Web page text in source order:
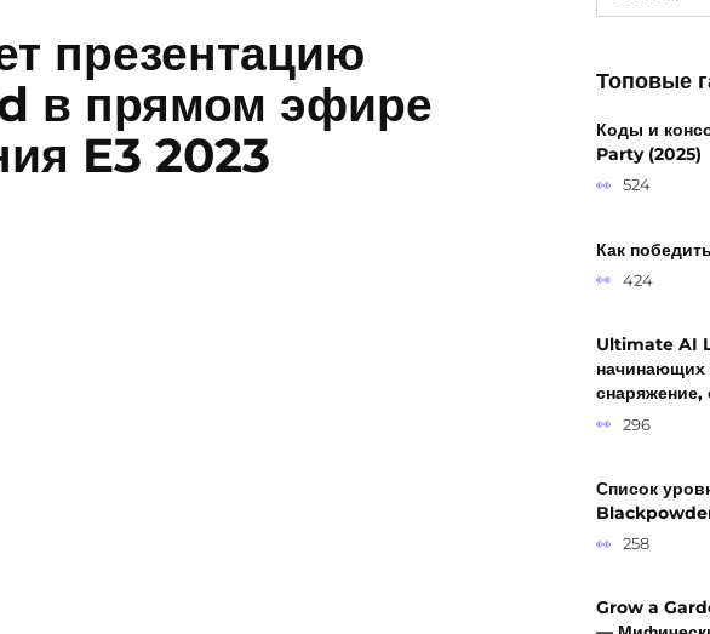
презентацию
в прямом эфире
E3 2023
for:
Топовые
Коды и
Party (2025)
524
Как
424
Ultimate AI
начинающих
снаряжение,
296
Список
258
Grow a